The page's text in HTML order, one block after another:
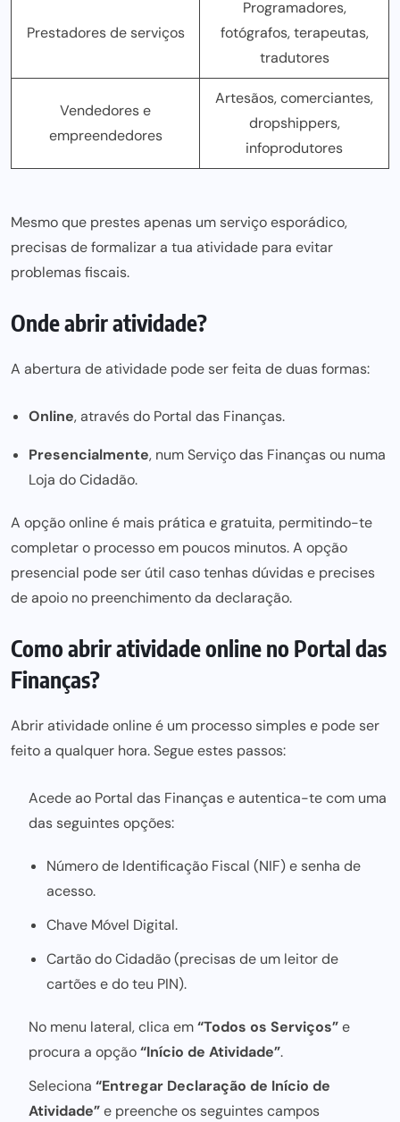
Prestadores de serviços
Programadores,
fotógrafos, terapeutas,
tradutores
Vendedores e
empreendedores
Artesãos, comerciantes,
dropshippers,
infoprodutores
Mesmo que prestes apenas um serviço esporádico,
precisas de formalizar a tua atividade para evitar
problemas fiscais.
Onde abrir atividade?
A abertura de atividade pode ser feita de duas formas:
Online, através do Portal das Finanças.
Presencialmente, num Serviço das Finanças ou numa
Loja do Cidadão.
A opção online é mais prática e gratuita, permitindo-te
completar o processo em poucos minutos. A opção
presencial pode ser útil caso tenhas dúvidas e precises
de apoio no preenchimento da declaração.
Como abrir atividade online no Portal das
Finanças?
Abrir atividade online é um processo simples e pode ser
feito a qualquer hora. Segue estes passos:
Acede ao Portal das Finançase autentica-te com uma
das seguintes opções:
Número de Identificação Fiscal (NIF) e senha de
acesso.
Chave Móvel Digital.
Cartão do Cidadão (precisas de um leitor de
cartões e do teu PIN).
No menu lateral, clica em“Todos os Serviços”e
procura a opção“Início de Atividade”.
Seleciona “Entregar Declaração de Início de
Atividade”e preenche os seguintes campos